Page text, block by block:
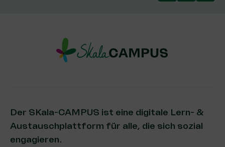
Der SKala-CAMPUS ist eine digitale Lern- &
Austauschplattform für alle, die sich sozial
engagieren.